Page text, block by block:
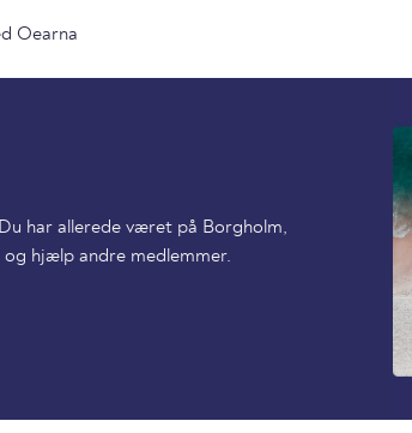
Oearna
har allerede været på Borgholm,
og hjælp andre medlemmer.